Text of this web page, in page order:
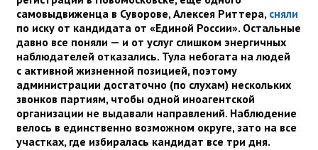
самовыдвиженца в Суворове, Алексея Риттера, сняли
по иску от кандидата от «Единой России». Остальные
давно все поняли — и от услуг слишком энергичных
наблюдателей отказались. Тула небогата на людей
с активной жизненной позицией, поэтому
администрации достаточно (по слухам) нескольких
звонков партиям, чтобы одной иноагентской
организации не выдавали направлений. Наблюдение
велось в единственно возможном округе, зато на все
участках, где избиралась кандидат все три дня.